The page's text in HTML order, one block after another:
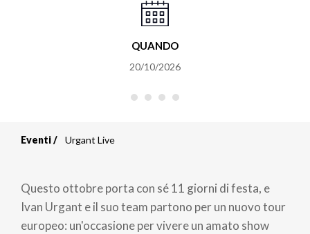
QUANDO
20/10/2026
di
pane
Eventi Urgant Live
Questo ottobre porta con sé 11 giorni di festa, e
Ivan Urgant e il suo team partono per un nuovo tour
europeo: un'occasione per vivere un amato show